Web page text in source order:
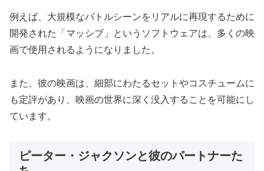
例えば、大規模なバトルシーンをリアルに再現するために
開発された「マッシブ」というソフトウェアは、多くの映
画で使用されるようになりました。
また、彼の映画は、細部にわたるセットやコスチュームに
も定評があり、映画の世界に深く没入することを可能にし
ています。
ピーター・ジャクソンと彼のパートナーた